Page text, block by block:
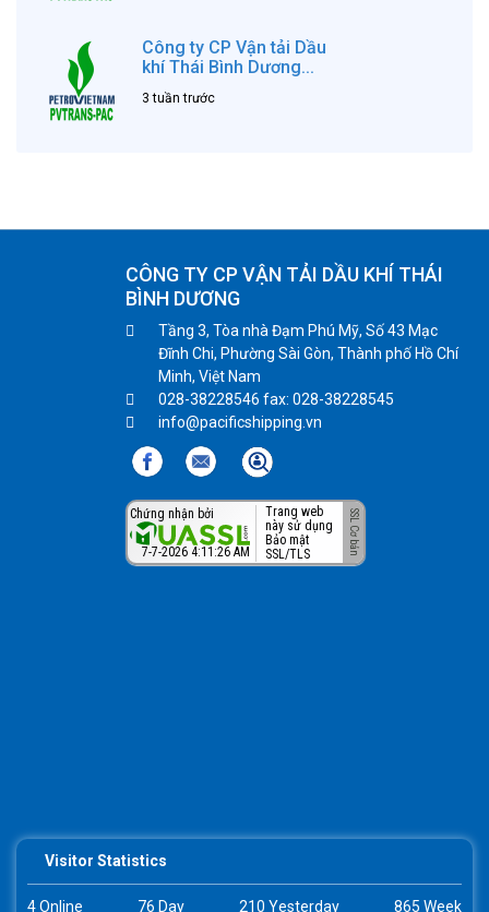
Công ty CP Vận tải Dầu
khí Thái Bình Dương...
3 tuần trước
CÔNG TY CP VẬN TẢI DẦU KHÍ THÁI
BÌNH DƯƠNG
Tầng 3, Tòa nhà Đạm Phú Mỹ, Số 43 Mạc
Đĩnh Chi, Phường Sài Gòn, Thành phố Hồ Chí
Minh, Việt Nam
028-38228546 fax: 028-38228545
info@pacificshipping.vn
Chứng nhận bởi
7-7-2026 4:11:26 AM
Trang web
này sử dụng
Bảo mật
SSL/TLS
Visitor Statistics
4 Online 76 Day 210 Yesterday 865 Week